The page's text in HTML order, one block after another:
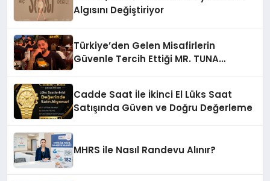
Algısını Değiştiriyor
Türkiye’den Gelen Misafirlerin
Güvenle Tercih Ettiği MR. TUNA
Cadde Saat İle İkinci El Lüks Saat
Satışında Güven ve Doğru Değerleme
MHRS ile Nasıl Randevu Alınır?